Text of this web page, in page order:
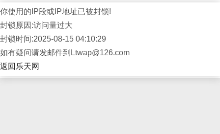
你使用的IP段或IP地址已被封锁!
封锁原因:访问量过大
封锁时间:2025-08-15 04:10:29
如有疑问请发邮件到Ltwap@126.com
返回乐天网